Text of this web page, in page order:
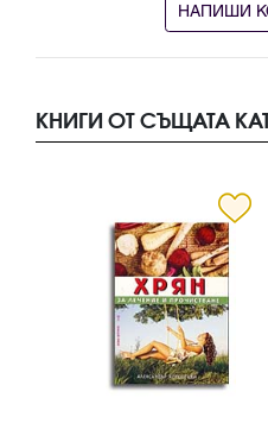
НАПИШИ
КНИГИ ОТ СЪЩАТА